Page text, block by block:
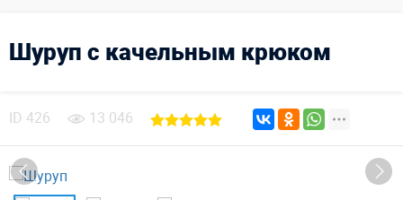
Шуруп с качельным крюком
ID 426 13 046